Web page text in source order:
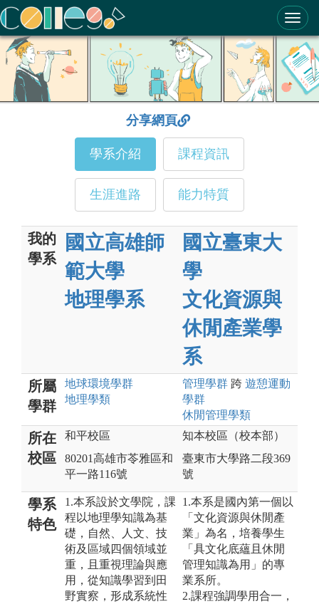
ColleGo! 大學選才與高中育才輔助系統
分享網頁
學系介紹 課程資訊
生涯進路 能力特質
我的
學系
國立高雄師
範大學
地理學系
國立臺東大
學
文化資源與
休閒產業學
系
所屬
學群
地球環境學群
地理學類
管理學群 跨 遊憩運動
學群
休閒管理學類
所在
校區
和平校區
80201高雄市苓雅區和
平一路116號
知本校區（校本部）
臺東市大學路二段369
號
學系
特色
1.本系設於文學院，課
程以地理學知識為基
礎，自然、人文、技
術及區域四個領域並
重，且重視理論與應
用，從知識學習到田
野實察，形成系統性
1.本系是國內第一個以
「文化資源與休閒產
業」為名，培養學生
「具文化底蘊且休閒
管理知識為用」的專
業系所。
2.課程強調學用合一，